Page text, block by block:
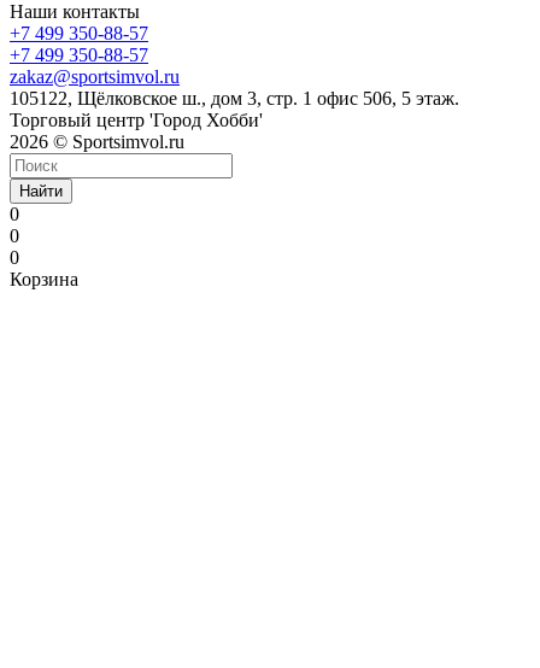
Наши контакты
+7 499 350-88-57
+7 499 350-88-57
zakaz@sportsimvol.ru
105122, Щёлковское ш., дом 3, стр. 1 офис 506, 5 этаж.
Торговый центр 'Город Хобби'
2026 © Sportsimvol.ru
Найти
0
0
0
Корзина